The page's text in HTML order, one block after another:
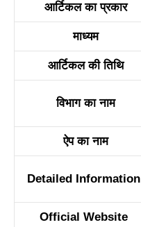
आर्टिकल का प्रकार
माध्यम
आर्टिकल की तिथि
विभाग का नाम
ऐप का नाम
Detailed Information
Official Website